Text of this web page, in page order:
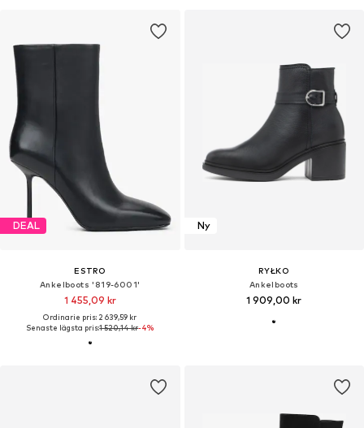
DEAL
ESTRO
Ankelboots '819-6001'
1 455,09 kr
Ordinarie pris: 2 639,59 kr
Senaste lägsta pris:1 520,14 kr-4%
Ny
RYŁKO
Ankelboots
1 909,00 kr